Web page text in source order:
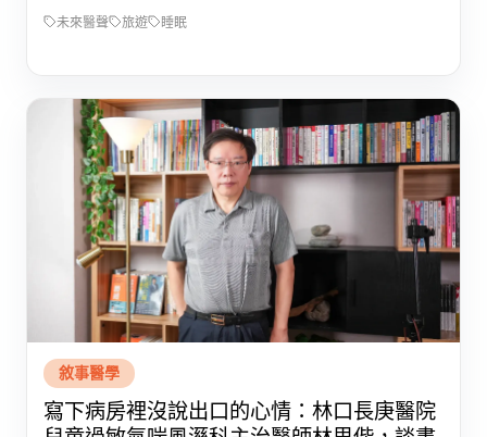
未來醫聲 旅遊 睡眠
敘事醫學
寫下病房裡沒說出口的心情：林口長庚醫院